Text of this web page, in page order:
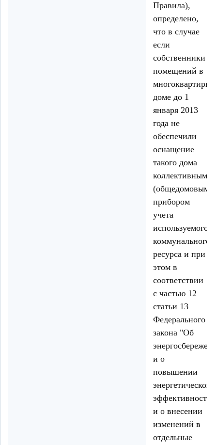
Правила),
определено,
что в случае
если
собственники
помещений в
доме до 1
января 2013
года не
обеспечили
оснащение
такого дома
коллективным
(общедомовым)
прибором
учета
используемого
коммунального
ресурса и при
этом в
соответствии
с частью 12
статьи 13
Федерального
закона "Об
и о
повышении
энергетической
эффективности
и о внесении
изменений в
отдельные